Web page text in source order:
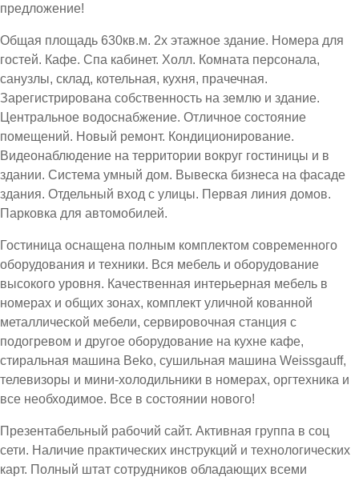
предложение!
Общая площадь 630кв.м. 2х этажное здание. Номера для
гостей. Кафе. Спа кабинет. Холл. Комната персонала,
санузлы, склад, котельная, кухня, прачечная.
Зарегистрирована собственность на землю и здание.
Центральное водоснабжение. Отличное состояние
помещений. Новый ремонт. Кондиционирование.
Видеонаблюдение на территории вокруг гостиницы и в
здании. Система умный дом. Вывеска бизнеса на фасаде
здания. Отдельный вход с улицы. Первая линия домов.
Парковка для автомобилей.
Гостиница оснащена полным комплектом современного
оборудования и техники. Вся мебель и оборудование
высокого уровня. Качественная интерьерная мебель в
номерах и общих зонах, комплект уличной кованной
металлической мебели, сервировочная станция с
подогревом и другое оборудование на кухне кафе,
стиральная машина Beko, сушильная машина Weissgauff,
телевизоры и мини-холодильники в номерах, оргтехника и
все необходимое. Все в состоянии нового!
Презентабельный рабочий сайт. Активная группа в соц
сети. Наличие практических инструкций и технологических
карт. Полный штат сотрудников обладающих всеми